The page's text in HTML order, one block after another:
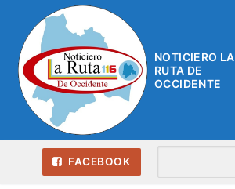
contenido
NOTICIERO LA
RUTA DE
OCCIDENTE
FACEBOOK